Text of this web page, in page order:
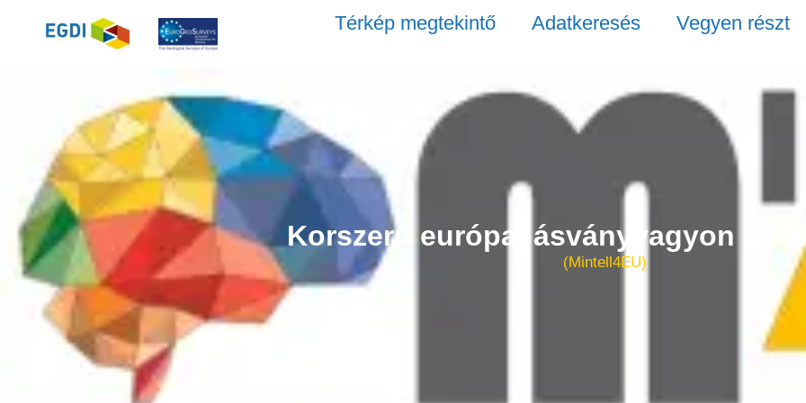
Térkép megtekintő Adatkeresés Vegyen részt
Korszerű európai ásványvagyon
(Mintell4EU)